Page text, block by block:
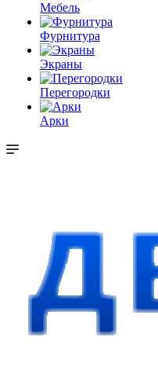
Мебель
Фурнитура
Экраны
Перегородки
Арки